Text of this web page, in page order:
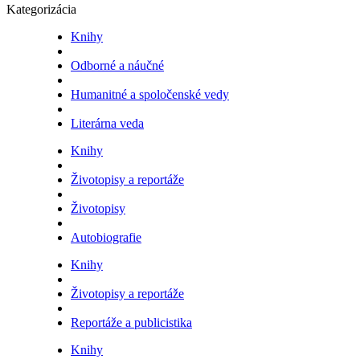
Kategorizácia
Knihy
Odborné a náučné
Humanitné a spoločenské vedy
Literárna veda
Knihy
Životopisy a reportáže
Životopisy
Autobiografie
Knihy
Životopisy a reportáže
Reportáže a publicistika
Knihy